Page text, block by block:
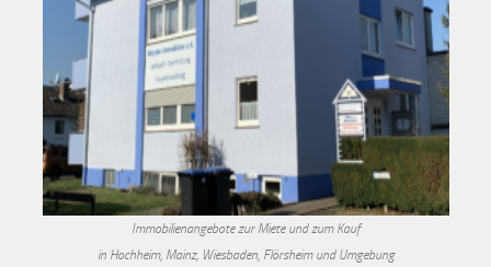
Immobilienangebote zur Miete und zum Kauf
in Hochheim, Mainz, Wiesbaden, Flörsheim und Umgebung